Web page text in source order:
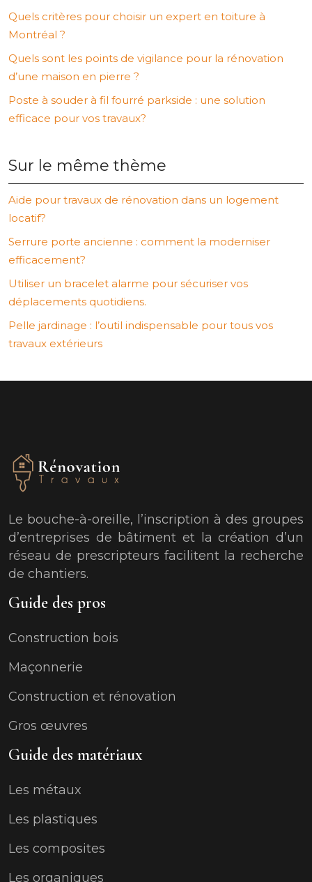
Quels critères pour choisir un expert en toiture à
Montréal ?
Quels sont les points de vigilance pour la rénovation
d’une maison en pierre ?
Poste à souder à fil fourré parkside : une solution
efficace pour vos travaux?
Sur le même thème
Aide pour travaux de rénovation dans un logement
locatif?
Serrure porte ancienne : comment la moderniser
efficacement?
Utiliser un bracelet alarme pour sécuriser vos
déplacements quotidiens.
Pelle jardinage : l’outil indispensable pour tous vos
travaux extérieurs
Le bouche-à-oreille, l’inscription à des groupes
d’entreprises de bâtiment et la création d’un
réseau de prescripteurs facilitent la recherche
de chantiers.
Guide des pros
Construction bois
Maçonnerie
Construction et rénovation
Gros œuvres
Guide des matériaux
Les métaux
Les plastiques
Les composites
Les organiques